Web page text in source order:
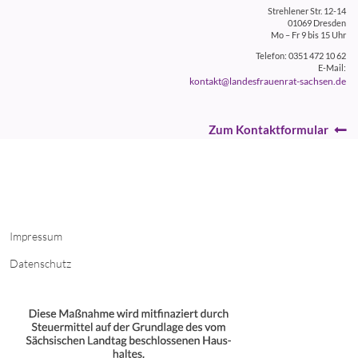
Strehlener Str. 12-14
01069 Dresden
Mo – Fr 9 bis 15 Uhr
Telefon: 0351 472 10 62
E-Mail:
kontakt@landesfrauenrat-sachsen.de
Zum Kontaktformular
Impressum
Datenschutz